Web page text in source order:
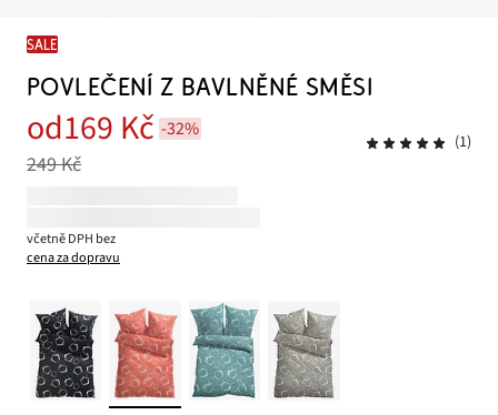
SALE
POVLEČENÍ Z BAVLNĚNÉ SMĚSI
od169 Kč -32%
249 Kč
(1)
včetně DPH bez
cena za dopravu